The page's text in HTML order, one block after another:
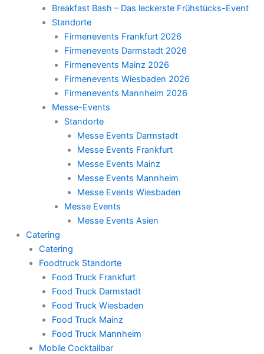
Breakfast Bash – Das leckerste Frühstücks-Event
Standorte
Firmenevents Frankfurt 2026
Firmenevents Darmstadt 2026
Firmenevents Mainz 2026
Firmenevents Wiesbaden 2026
Firmenevents Mannheim 2026
Messe-Events
Standorte
Messe Events Darmstadt
Messe Events Frankfurt
Messe Events Mainz
Messe Events Mannheim
Messe Events Wiesbaden
Messe Events
Messe Events Asien
Catering
Catering
Foodtruck Standorte
Food Truck Frankfurt
Food Truck Darmstadt
Food Truck Wiesbaden
Food Truck Mainz
Food Truck Mannheim
Mobile Cocktailbar